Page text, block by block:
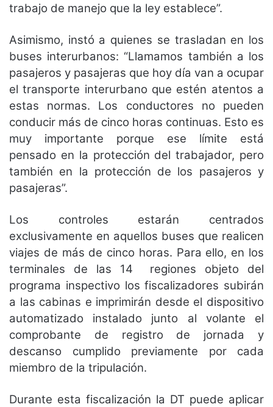
trabajo de manejo que la ley establece”.
Asimismo, instó a quienes se trasladan en los
buses interurbanos: “Llamamos también a los
pasajeros y pasajeras que hoy día van a ocupar
el transporte interurbano que estén atentos a
estas normas. Los conductores no pueden
conducir más de cinco horas continuas. Esto es
muy importante porque ese límite está
pensado en la protección del trabajador, pero
también en la protección de los pasajeros y
pasajeras”.
Los controles estarán centrados
exclusivamente en aquellos buses que realicen
viajes de más de cinco horas. Para ello, en los
terminales de las 14 regiones objeto del
programa inspectivo los fiscalizadores subirán
a las cabinas e imprimirán desde el dispositivo
automatizado instalado junto al volante el
comprobante de registro de jornada y
descanso cumplido previamente por cada
miembro de la tripulación.
Durante esta fiscalización la DT puede aplicar